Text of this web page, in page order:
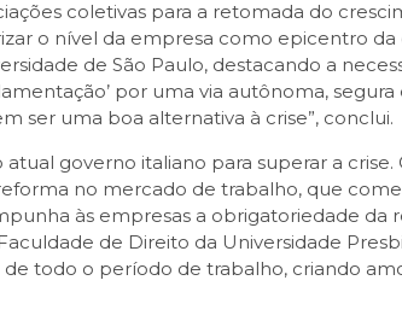
coletivas para a retomada do
o nível da empresa como epicentro
de São Paulo, destacando a
por uma via autônoma, segura
ser uma boa alternativa à crise”, conclui.
governo italiano para superar a
no mercado de trabalho, que
às empresas a obrigatoriedade da
de Direito da Universidade
todo o período de trabalho, criando